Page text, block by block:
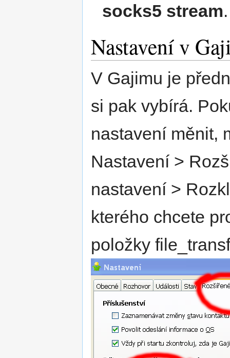
socks5 stream.
Nastavení v
V Gajimu je
si pak vybírá.
nastavení měnit,
Nastavení >
nastavení >
kterého chcete
položky